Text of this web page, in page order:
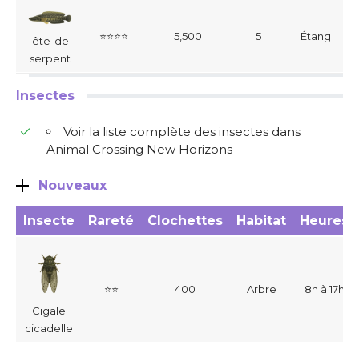
Tête-de-
serpent
⭐⭐⭐⭐ 5,500 5 Étang
Insectes
Voir la liste complète des insectes dans
Animal Crossing New Horizons
Nouveaux
Insecte Rareté Clochettes Habitat Heures
Cigale
cicadelle
⭐⭐ 400 Arbre 8h à 17h